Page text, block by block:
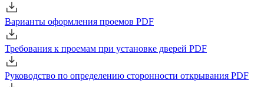
Варианты оформления проемов PDF
Требования к проемам при установке дверей PDF
Руководство по определению сторонности открывания PDF